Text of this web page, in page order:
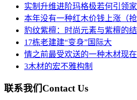
实制升维进阶玛格极若何引领
本年没有一种红木价钱上涨（
豹纹紫檀：时尚元素与紫檀的
17栋老建建“变身”国际大
情之前最受欢送的一种木材现
3木材的宏不雅构制
联系我们Contact Us